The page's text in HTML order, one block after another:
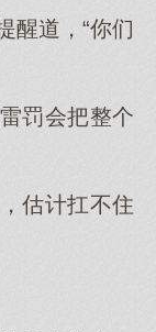
醒道，“你们
罚会把整个
估计扛不住